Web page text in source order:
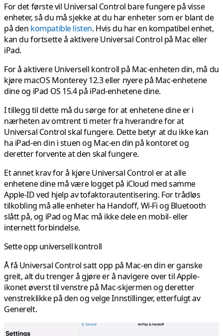
For det første vil Universal Control bare fungere på visse
enheter, så du må sjekke at du har enheter som er blant de
på den kompatible listen. Hvis du har en kompatibel enhet,
kan du fortsette å aktivere Universal Control på Mac eller
iPad.
For å aktivere Universell kontroll på Mac-enheten din, må du
kjøre macOS Monterey 12.3 eller nyere på Mac-enhetene
dine og iPad OS 15.4 på iPad-enhetene dine.
I tillegg til dette må du sørge for at enhetene dine er i
nærheten av omtrent ti meter fra hverandre for at
Universal Control skal fungere. Dette betyr at du ikke kan
ha iPad-en din i stuen og Mac-en din på kontoret og
deretter forvente at den skal fungere.
Et annet krav for å kjøre Universal Control er at alle
enhetene dine må være logget på iCloud med samme
Apple-ID ved hjelp av tofaktorautentisering. For trådløs
tilkobling må alle enheter ha Handoff, Wi-Fi og Bluetooth
slått på, og iPad og Mac må ikke dele en mobil- eller
internett forbindelse.
Sette opp universell kontroll
Å få Universal Control satt opp på Mac-en din er ganske
greit, alt du trenger å gjøre er å navigere over til Apple-
ikonet øverst til venstre på Mac-skjermen og deretter
venstreklikke på den og velge Innstillinger, etterfulgt av
Generelt.